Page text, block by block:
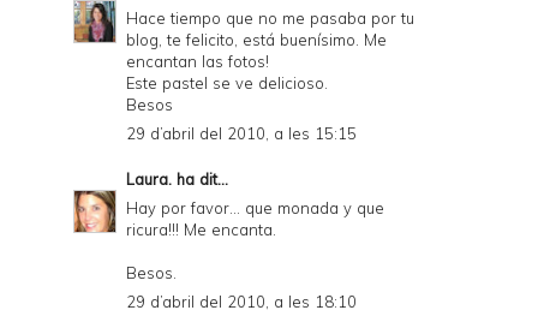
Hace tiempo que no me pasaba por tu
blog, te felicito, está buenísimo. Me
encantan las fotos!
Este pastel se ve delicioso.
Besos
29 d’abril del 2010, a les 15:15
Laura. ha dit...
Hay por favor... que monada y que
ricura!!! Me encanta.
Besos.
29 d’abril del 2010, a les 18:10